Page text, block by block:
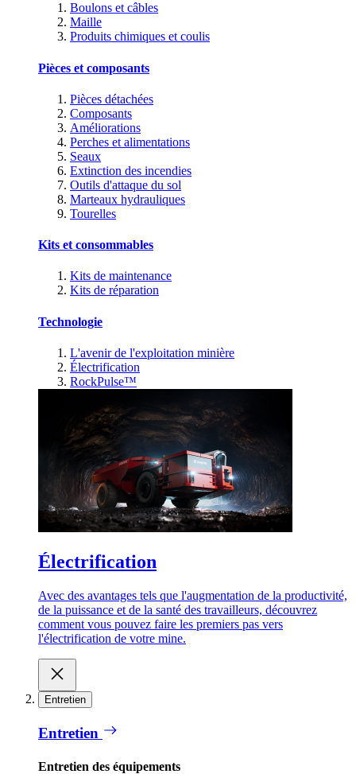
Boulons et câbles
Maille
Produits chimiques et coulis
Pièces et composants
Pièces détachées
Composants
Améliorations
Perches et alimentations
Seaux
Extinction des incendies
Outils d'attaque du sol
Marteaux hydrauliques
Tourelles
Kits et consommables
Kits de maintenance
Kits de réparation
Technologie
L'avenir de l'exploitation minière
Électrification
RockPulse™
Électrification
Avec des avantages tels que l'augmentation de la productivité,
de la puissance et de la santé des travailleurs, découvrez
comment vous pouvez faire les premiers pas vers
l'électrification de votre mine.
Entretien
Entretien
Entretien des équipements